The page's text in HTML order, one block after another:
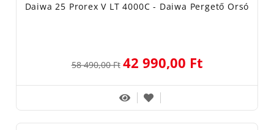
Daiwa 25 Prorex V LT 4000C - Daiwa Pergető Orsó
58 490,00 Ft 42 990,00 Ft